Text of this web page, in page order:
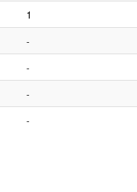
1
-
-
-
-